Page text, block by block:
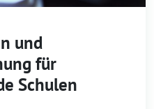
und
für
Schulen